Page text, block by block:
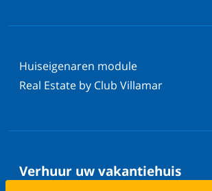
Huiseigenaren module
Real Estate by Club Villamar
Verhuur uw vakantiehuis